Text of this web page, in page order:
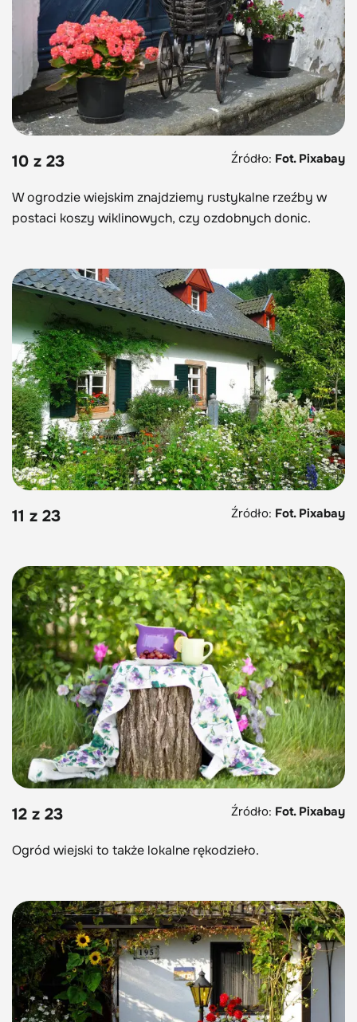
10 z 23 Źródło: Fot. Pixabay
W ogrodzie wiejskim znajdziemy rustykalne rzeźby w
postaci koszy wiklinowych, czy ozdobnych donic.
11 z 23 Źródło: Fot. Pixabay
12 z 23 Źródło: Fot. Pixabay
Ogród wiejski to także lokalne rękodzieło.